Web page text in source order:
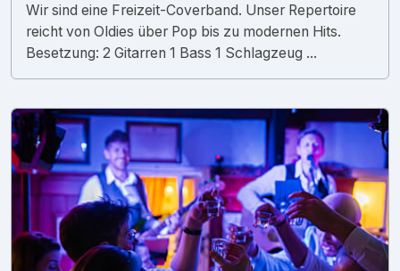
Wir sind eine Freizeit-Coverband. Unser Repertoire
reicht von Oldies über Pop bis zu modernen Hits.
Besetzung: 2 Gitarren 1 Bass 1 Schlagzeug ...